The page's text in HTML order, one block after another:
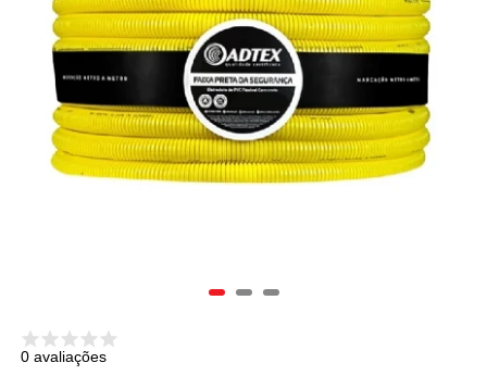
0 avaliações